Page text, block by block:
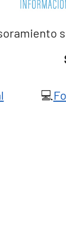
💻